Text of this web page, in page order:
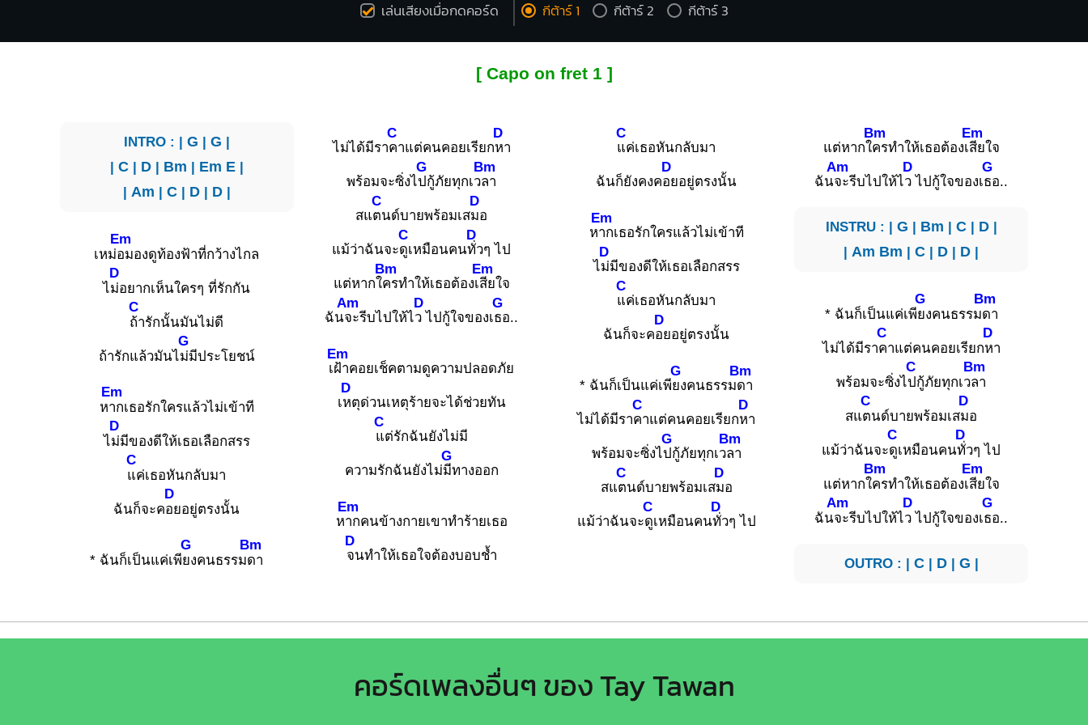
เล่นเสียงเมื่อกดคอร์ด กีต้าร์ 1 กีต้าร์ 2 กีต้าร์ 3
[ Capo on fret 1 ]
INTRO : | G | G |
| C| D| Bm | Em E|
| Am | C| D| D|
เหม่
Em
อมองดูท้องฟ้าที่กว้างไกล
ไ
D
ม่อยากเห็นใครๆ ที่รักกัน
C
ถ้ารักนั้นมันไม่ดี
ถ้ารักแล้วมันไ
G
ม่มีประโยชน์
ห
Em
ากเธอรักใครแล้วไม่เข้าที
ไ
D
ม่มีของดีให้เธอเลือกสรร
C
แค่เธอหันกลับมา
ฉันก็จะค
D
อยอยู่ตรงนั้น
* ฉันก็เป็นแค่เพี
G
ยงคนธรรม
Bm
ดา
ไม่ได้มีรา
C
คาแต่คนคอยเรียก
D
หา
พร้อมจะซิ่งไ
G
ปกู้ภัยทุกเว
Bm
ลา
สแ
C
ตนด์บายพร้อมเส
D
มอ
แม้ว่าฉันจะ
C
ดูเหมือนคน
D
ทั่วๆ ไป
แต่หากใ
Bm
ครทำให้เธอต้องเ
Em
สียใจ
ฉัน
Am
จะรีบไปให้ไ
D
ว ไปกู้ใจของเ
G
ธอ..
เ
Em
ฝ้าคอยเช็คตามดูความปลอดภัย
เ
D
หตุด่วนเหตุร้ายจะได้ช่วยทัน
C
แต่รักฉันยังไม่มี
ความรักฉันยังไม่
G
มีทางออก
ห
Em
ากคนข้างกายเขาทำร้ายเธอ
D
จนทำให้เธอใจต้องบอบช้ำ
C
แค่เธอหันกลับมา
ฉันก็ยังคงค
D
อยอยู่ตรงนั้น
ห
Em
ากเธอรักใครแล้วไม่เข้าที
ไ
D
ม่มีของดีให้เธอเลือกสรร
C
แค่เธอหันกลับมา
ฉันก็จะค
D
อยอยู่ตรงนั้น
* ฉันก็เป็นแค่เพี
G
ยงคนธรรม
Bm
ดา
ไม่ได้มีรา
C
คาแต่คนคอยเรียก
D
หา
พร้อมจะซิ่งไ
G
ปกู้ภัยทุกเว
Bm
ลา
สแ
C
ตนด์บายพร้อมเส
D
มอ
แม้ว่าฉันจะ
C
ดูเหมือนคน
D
ทั่วๆ ไป
แต่หากใ
Bm
ครทำให้เธอต้องเ
Em
สียใจ
ฉัน
Am
จะรีบไปให้ไ
D
ว ไปกู้ใจของเ
G
ธอ..
INSTRU : | G | Bm | C| D|
| Am Bm |C | D | D |
* ฉันก็เป็นแค่เพี
G
ยงคนธรรม
Bm
ดา
ไม่ได้มีรา
C
คาแต่คนคอยเรียก
D
หา
พร้อมจะซิ่งไ
C
ปกู้ภัยทุกเว
Bm
ลา
สแ
C
ตนด์บายพร้อมเส
D
มอ
แม้ว่าฉันจะ
C
ดูเหมือนคน
D
ทั่วๆ ไป
แต่หากใ
Bm
ครทำให้เธอต้องเ
Em
สียใจ
ฉัน
Am
จะรีบไปให้ไ
D
ว ไปกู้ใจของเ
G
ธอ..
OUTRO : | C| D| G |
คอร์ดเพลงอื่นๆ ของ Tay Tawan